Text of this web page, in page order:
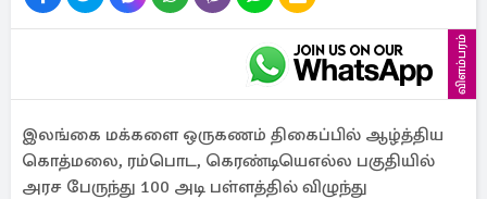
விளம்பரம்
இலங்கை மக்களை ஒருகணம் திகைப்பில் ஆழ்த்திய
கொத்மலை, ரம்பொட, கெரண்டியெஎல்ல பகுதியில்
அரச பேருந்து 100 அடி பள்ளத்தில் விழுந்து